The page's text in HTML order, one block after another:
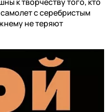
с серебристым
не теряют